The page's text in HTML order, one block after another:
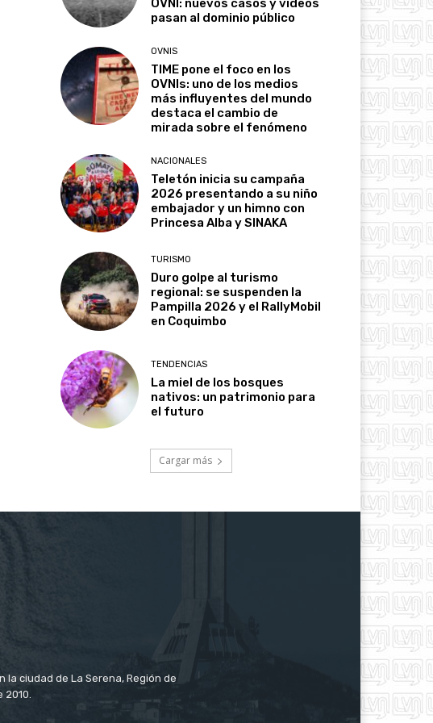
OVNI: nuevos casos y videos
pasan al dominio público
OVNIS
TIME pone el foco en los
OVNIs: uno de los medios
más influyentes del mundo
destaca el cambio de
mirada sobre el fenómeno
NACIONALES
Teletón inicia su campaña
2026 presentando a su niño
embajador y un himno con
Princesa Alba y SINAKA
TURISMO
Duro golpe al turismo
regional: se suspenden la
Pampilla 2026 y el RallyMobil
en Coquimbo
TENDENCIAS
La miel de los bosques
nativos: un patrimonio para
el futuro
Cargar más
ciudad de La Serena, Región de